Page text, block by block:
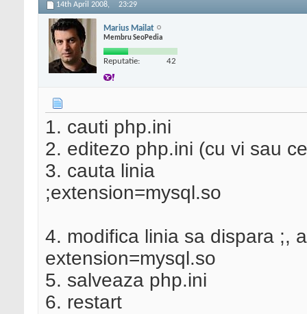
14th April 2008, 23:29
Marius Mailat
Membru SeoPedia
Reputatie: 42
1. cauti php.ini
2. editezo php.ini (cu vi sau
3. cauta linia
;extension=mysql.so
4. modifica linia sa dispara ;,
extension=mysql.so
5. salveaza php.ini
6. restart